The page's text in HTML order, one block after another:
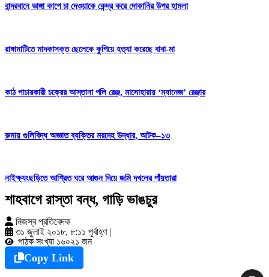
বান্দরবানে ভাঙ্গা কাপে চা দেওয়াকে কেন্দ্র করে দোকানির উপর হামলা
রাঙ্গামাটিতে মাদকাসক্ত ছেলেকে কুপিয়ে হত্যা করেছে বাবা-মা
কাঠ পাচারকারী চক্রের আস্তানা পলি রেঞ্জ, মাসোহারায় ‘ম্যানেজ’ রেঞ্জার
রুমায় গুলিবিদ্ধ অজ্ঞাত ব্যক্তির মরদেহ উদ্ধার, আটক–১৩
নাইক্ষ্যংছড়িতে আশ্রিত ঘরে আগুন দিয়ে জমি দখলের পাঁয়তারা
শাহবাগে রাস্তা বন্ধ, গাড়ি ভাঙচুর
নিজস্ব প্রতিবেদক
৩১ জুলাই ২০১৮, ৮:১১ পূর্বাহ্ণ |
পাঠক সংখ্যা ১৬০২১ জন
Copy Link